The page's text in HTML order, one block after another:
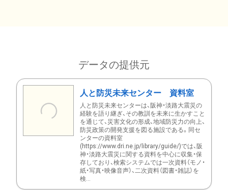
データの提供元
人と防災未来センター 資料室
人と防災未来センターは、阪神・淡路大震災の
経験を語り継ぎ、その教訓を未来に生かすこと
を通じて、災害文化の形成、地域防災力の向上、
防災政策の開発支援を図る施設である。同セ
ンターの資料室
(https://www.dri.ne.jp/library/guide/)では、阪
神・淡路大震災に関する資料を中心に収集・保
存しており、検索システムでは一次資料（モノ・
紙・写真・映像音声）、二次資料（図書・雑誌）を
検...